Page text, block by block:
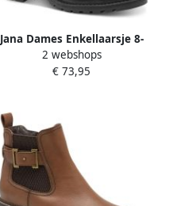
Jana Dames Enkellaarsje 8-
26488-45 001 H-breedte
2 webshops
€ 73,95